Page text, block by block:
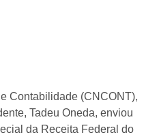
Contabilidade (CNCONT),
Tadeu Oneda, enviou
da Receita Federal do